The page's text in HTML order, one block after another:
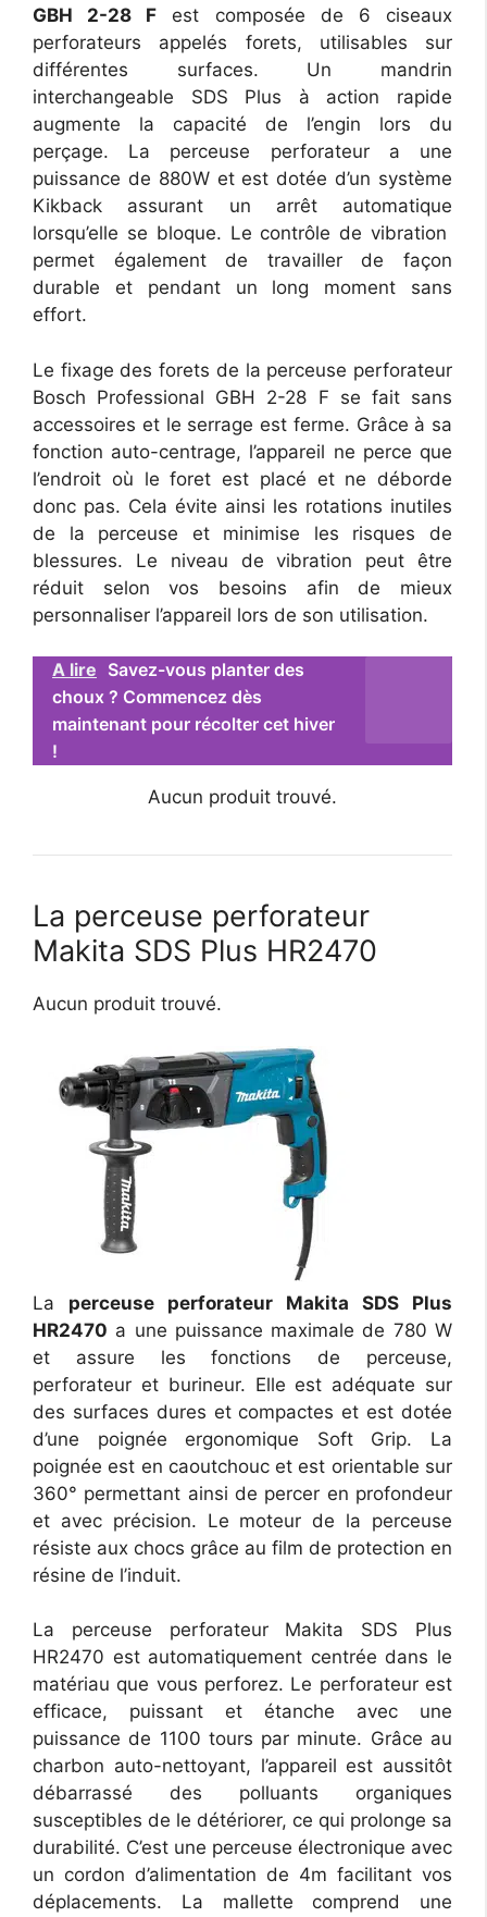
GBH 2-28 F est composée de 6 ciseaux
perforateurs appelés forets, utilisables sur
différentes surfaces. Un mandrin
interchangeable SDS Plus à action rapide
augmente la capacité de l’engin lors du
perçage. La perceuse perforateur a une
puissance de 880W et est dotée d’un système
Kikback assurant un arrêt automatique
lorsqu’elle se bloque. Le contrôle de vibration
permet également de travailler de façon
durable et pendant un long moment sans
effort.
Le fixage des forets de la perceuse perforateur
Bosch Professional GBH 2-28 F se fait sans
accessoires et le serrage est ferme. Grâce à sa
fonction auto-centrage, l’appareil ne perce que
l’endroit où le foret est placé et ne déborde
donc pas. Cela évite ainsi les rotations inutiles
de la perceuse et minimise les risques de
blessures. Le niveau de vibration peut être
réduit selon vos besoins afin de mieux
personnaliser l’appareil lors de son utilisation.
A lire Savez-vous planter des
choux ? Commencez dès
maintenant pour récolter cet hiver
!
Aucun produit trouvé.
La perceuse perforateur
Makita SDS Plus HR2470
Aucun produit trouvé.
La perceuse perforateur Makita SDS Plus
HR2470 a une puissance maximale de 780 W
et assure les fonctions de perceuse,
perforateur et burineur. Elle est adéquate sur
des surfaces dures et compactes et est dotée
d’une poignée ergonomique Soft Grip. La
poignée est en caoutchouc et est orientable sur
360° permettant ainsi de percer en profondeur
et avec précision. Le moteur de la perceuse
résiste aux chocs grâce au film de protection en
résine de l’induit.
La perceuse perforateur Makita SDS Plus
HR2470 est automatiquement centrée dans le
matériau que vous perforez. Le perforateur est
efficace, puissant et étanche avec une
puissance de 1100 tours par minute. Grâce au
charbon auto-nettoyant, l’appareil est aussitôt
débarrassé des polluants organiques
susceptibles de le détériorer, ce qui prolonge sa
durabilité. C’est une perceuse électronique avec
un cordon d’alimentation de 4m facilitant vos
déplacements. La mallette comprend une